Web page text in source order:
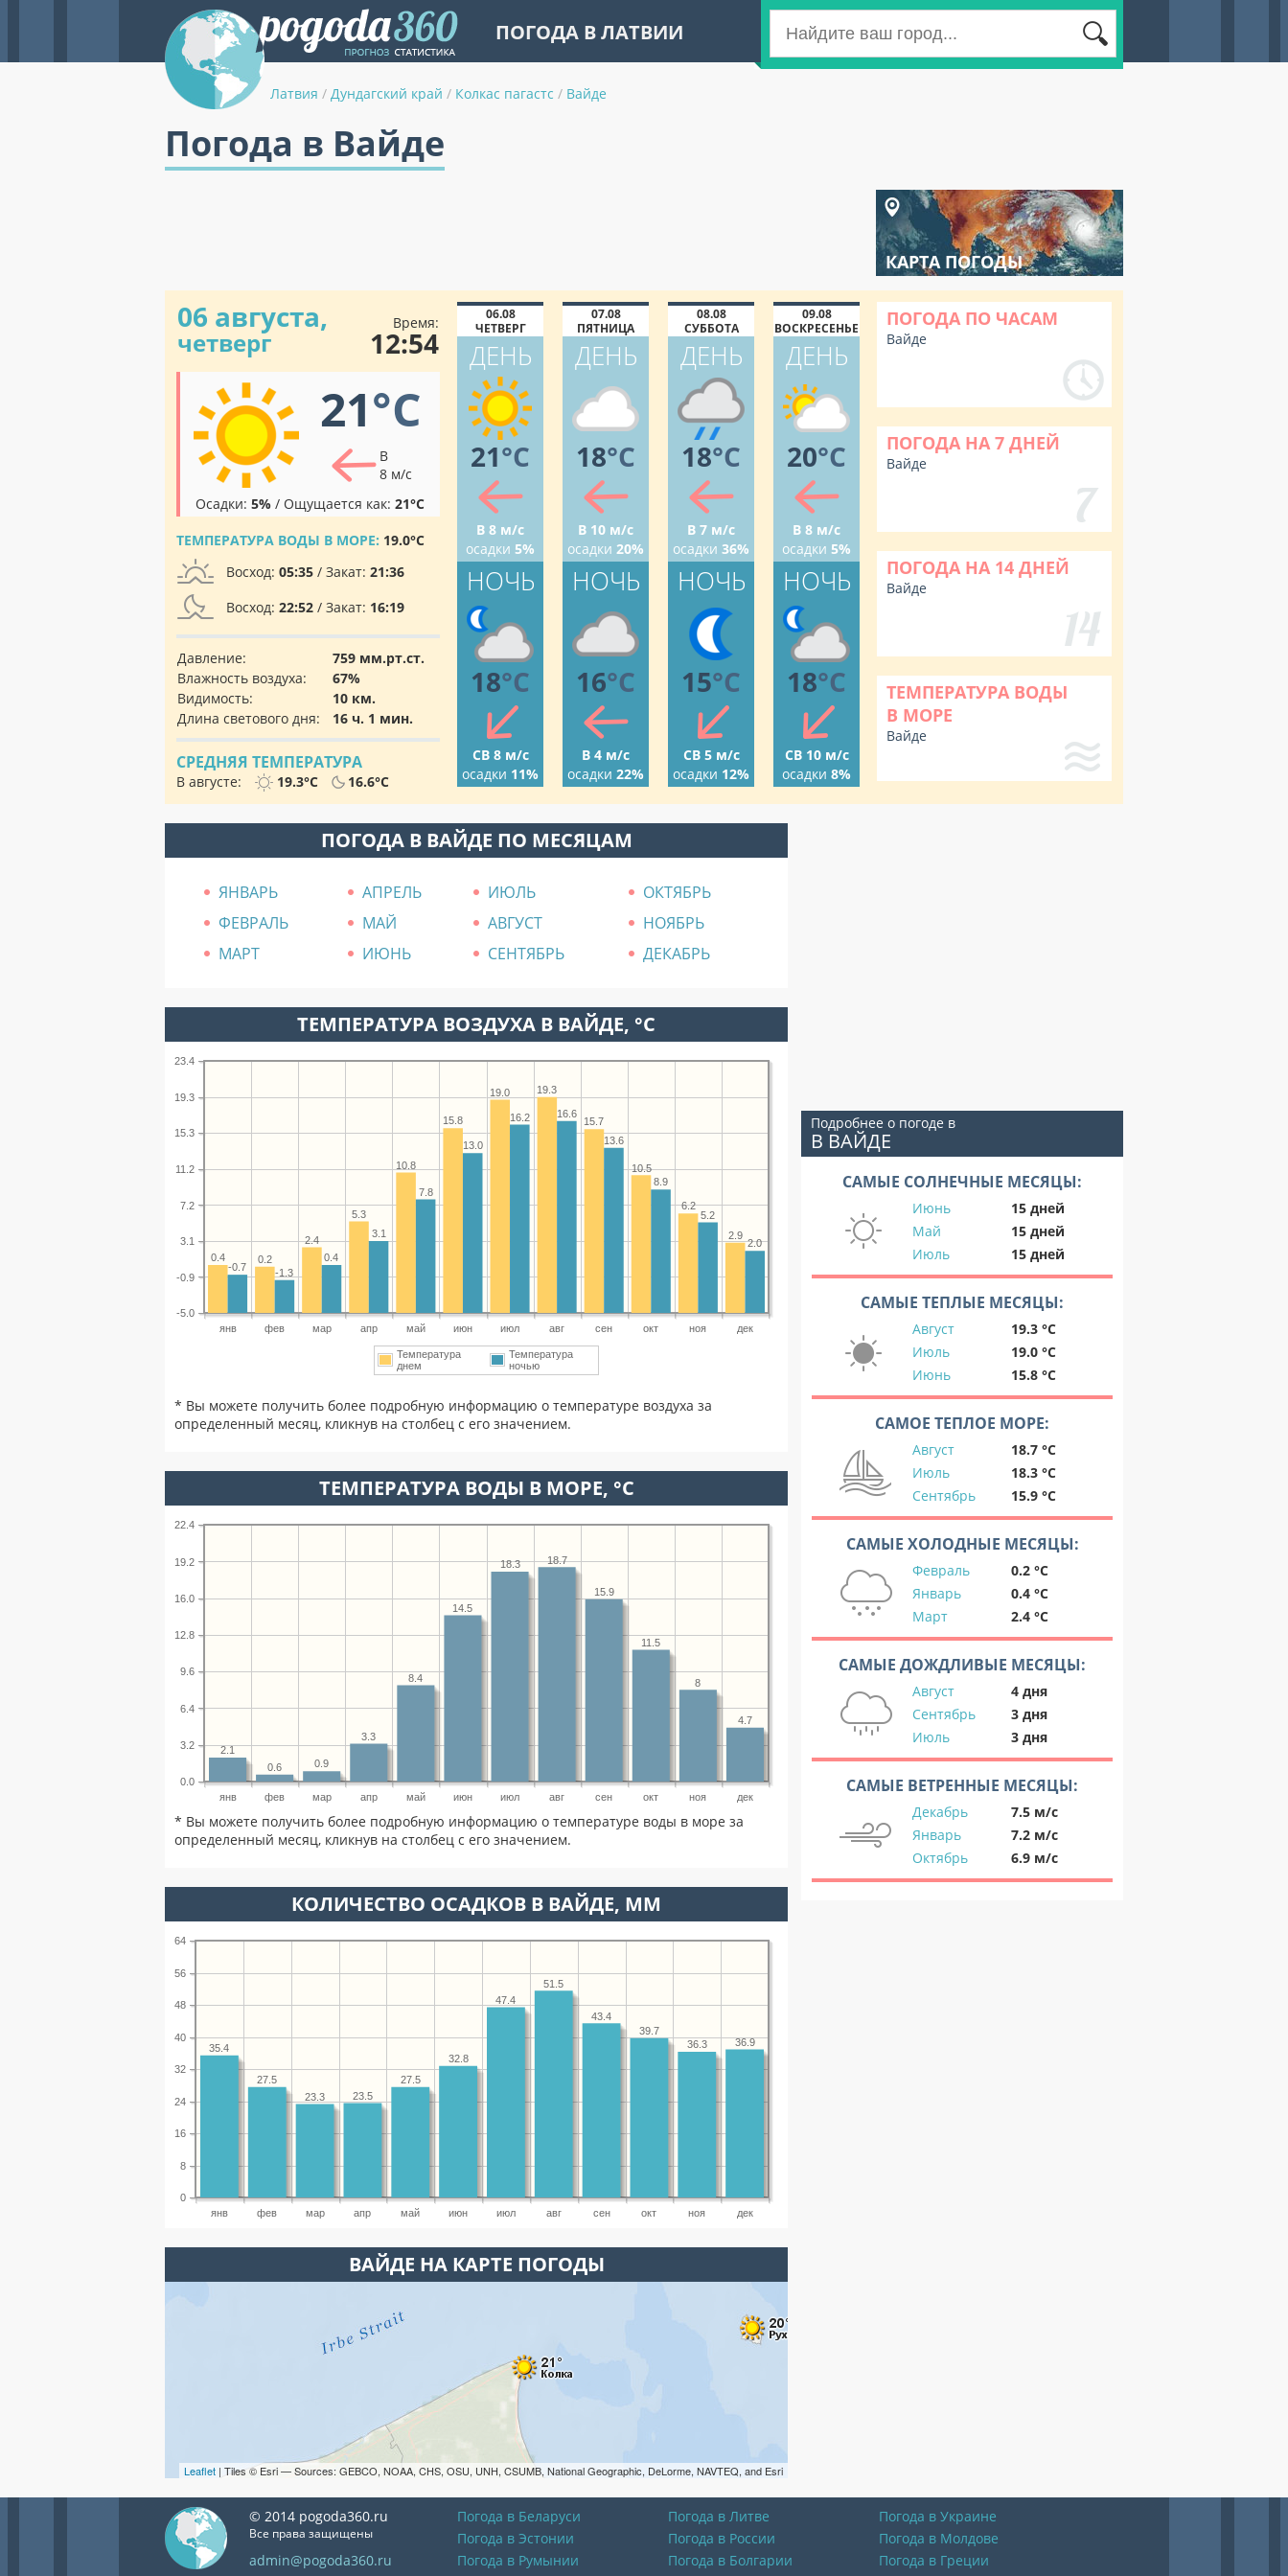
ПОГОДА В ЛАТВИИ
Латвия / Дундагский край / Колкас пагастс / Вайде
Погода в Вайде
КАРТА ПОГОДЫ
06 августа,
четверг
Время:
12:54
21°C
В
8 м/с
Осадки: 5% / Ощущается как: 21°C
ТЕМПЕРАТУРА ВОДЫ В МОРЕ: 19.0°C
Восход: 05:35 / Закат: 21:36
Восход: 22:52 / Закат: 16:19
Давление:
759 мм.рт.ст.
Влажность воздуха:
67%
Видимость:
10 км.
Длина светового дня:
16 ч. 1 мин.
СРЕДНЯЯ ТЕМПЕРАТУРА
В августе: 19.3°C 16.6°C
06.08
ЧЕТВЕРГ
ДЕНЬ
21°C
В 8 м/с
осадки 5%
НОЧЬ
18°C
СВ 8 м/с
осадки 11%
07.08
ПЯТНИЦА
ДЕНЬ
18°C
В 10 м/с
осадки 20%
НОЧЬ
16°C
В 4 м/с
осадки 22%
08.08
СУББОТА
ДЕНЬ
18°C
В 7 м/с
осадки 36%
НОЧЬ
15°C
СВ 5 м/с
осадки 12%
09.08
ВОСКРЕСЕНЬЕ
ДЕНЬ
20°C
В 8 м/с
осадки 5%
НОЧЬ
18°C
СВ 10 м/с
осадки 8%
ПОГОДА ПО ЧАСАМ
Вайде
ПОГОДА НА 7 ДНЕЙ
Вайде
ПОГОДА НА 14 ДНЕЙ
Вайде
ТЕМПЕРАТУРА ВОДЫ
В МОРЕ
Вайде
ПОГОДА В ВАЙДЕ ПО МЕСЯЦАМ
ЯНВАРЬ АПРЕЛЬ ИЮЛЬ
ОКТЯБРЬ
ФЕВРАЛЬ
МАЙ АВГУСТ
НОЯБРЬ
МАРТ
ИЮНЬ СЕНТЯБРЬ ДЕКАБРЬ
ТЕМПЕРАТУРА ВОЗДУХА В ВАЙДЕ, °C
янв фев мар апр май июн июл авг сен окт ноя дек
-5.0
-0.9
3.1
7.2
11.2
15.3
19.3
23.4
2.9
6.2
10.5
15.7
19.3
19.0
15.8
10.8
5.3
2.4
0.2
0.4
2.0
5.2
8.9
13.6
16.6
16.2
13.0
7.8
3.1
0.4
-1.3
-0.7
Температура
днем
Температура
ночью
* Вы можете получить более подробную информацию о температуре воздуха за
определенный месяц, кликнув на столбец с его значением.
ТЕМПЕРАТУРА ВОДЫ В МОРЕ, °C
янв фев мар апр май июн июл авг сен окт ноя дек
0.0
3.2
6.4
9.6
12.8
16.0
19.2
22.4
4.7
8
11.5
15.9
18.7
18.3
14.5
8.4
3.3
0.9
0.6
2.1
* Вы можете получить более подробную информацию о температуре воды в море за
определенный месяц, кликнув на столбец с его значением.
КОЛИЧЕСТВО ОСАДКОВ В ВАЙДЕ, ММ
янв фев мар апр май июн июл авг сен окт ноя дек
0
8
16
24
32
40
48
56
64
36.9
36.3
39.7
43.4
51.5
47.4
32.8
27.5
23.5
23.3
27.5
35.4
ВАЙДЕ НА КАРТЕ ПОГОДЫ
Leaflet | Tiles © Esri — Sources: GEBCO, NOAA, CHS, OSU, UNH, CSUMB, National Geographic, DeLorme, NAVTEQ, and Esri
Подробнее о погоде в
В ВАЙДЕ
САМЫЕ СОЛНЕЧНЫЕ МЕСЯЦЫ:
Июнь
15 дней
Май
15 дней
Июль
15 дней
САМЫЕ ТЕПЛЫЕ МЕСЯЦЫ:
Август
19.3 °C
Июль
19.0 °C
Июнь
15.8 °C
САМОЕ ТЕПЛОЕ МОРЕ:
Август
18.7 °C
Июль
18.3 °C
Сентябрь
15.9 °C
САМЫЕ ХОЛОДНЫЕ МЕСЯЦЫ:
Февраль
0.2 °C
Январь
0.4 °C
Март
2.4 °C
САМЫЕ ДОЖДЛИВЫЕ МЕСЯЦЫ:
Август
4 дня
Сентябрь
3 дня
Июль
3 дня
САМЫЕ ВЕТРЕННЫЕ МЕСЯЦЫ:
Декабрь
7.5 м/с
Январь
7.2 м/с
Октябрь
6.9 м/с
© 2014 pogoda360.ru
Все права защищены
admin@pogoda360.ru
Погода в Беларуси Погода в Литве
Погода в Украине
Погода в Эстонии
Погода в России
Погода в Молдове
Погода в Румынии
Погода в Болгарии Погода в Греции